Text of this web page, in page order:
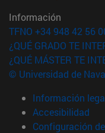
Información
TFNO +34 948 42 56
¿QUÉ GRADO TE
¿QUÉ MÁSTER TE
© Universidad de
Información
Accesibilidad
Configuración